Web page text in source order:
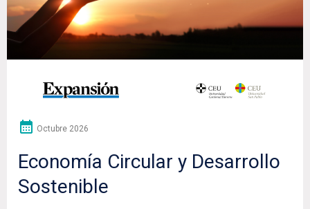
Octubre 2026
Economía Circular y Desarrollo
Sostenible